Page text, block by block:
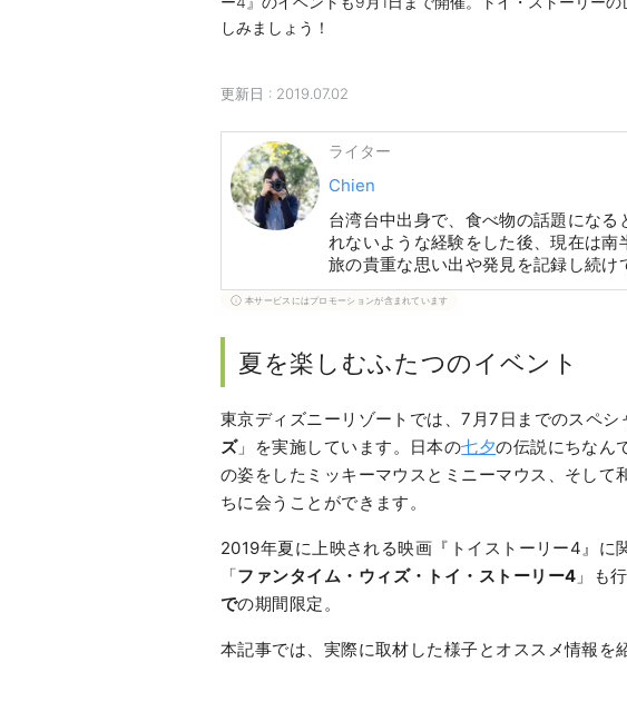
しみましょう！
更新日 : 2019.07.02
ライター
Chien
台湾台中出身で、食べ物の話題にな
れないような経験をした後、現在は南
旅の貴重な思い出や発見を記録し続
り旅：山城、花の季節、島々、海の
物詩」があります。
本サービスにはプロモーションが含まれています
夏を楽しむふたつのイベント
東京ディズニーリゾートでは、7月7日までのスペシ
ズ」を実施しています。日本の七夕の伝説にちなん
の姿をしたミッキーマウスとミニーマウス、そして
ちに会うことができます。
2019年夏に上映される映画『トイストーリー4』に
「ファンタイム・ウィズ・トイ・ストーリー4 」も
での期間限定。
本記事では、実際に取材した様子とオススメ情報を